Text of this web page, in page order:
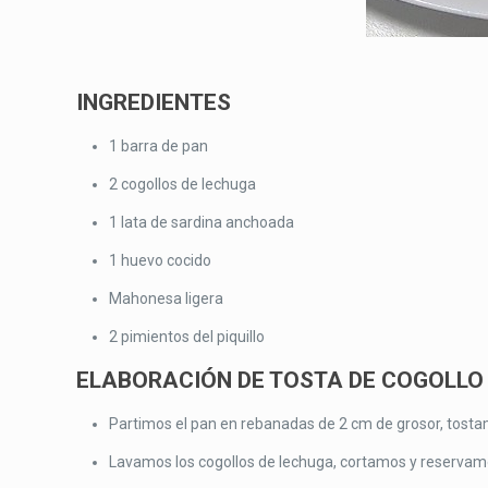
INGREDIENTES
1 barra de pan
2 cogollos de lechuga
1 lata de sardina anchoada
1 huevo cocido
Mahonesa ligera
2 pimientos del piquillo
ELABORACIÓN DE TOSTA DE
Partimos el pan en rebanadas de 2 cm de grosor,
Lavamos los cogollos de lechuga, cortamos y